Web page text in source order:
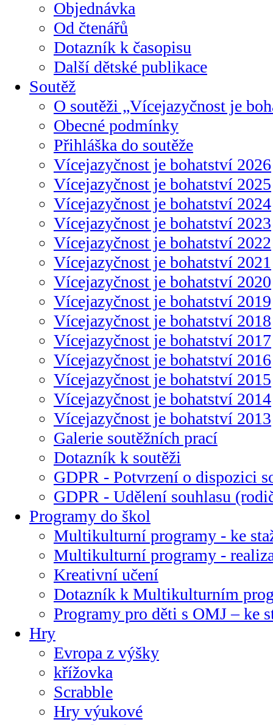
Objednávka
Od čtenářů
Dotazník k časopisu
Další dětské publikace
Soutěž
O soutěži „Vícejazyčnost je
Obecné podmínky
Přihláška do soutěže
Vícejazyčnost je bohatství 2026
Vícejazyčnost je bohatství 2025
Vícejazyčnost je bohatství 2024
Vícejazyčnost je bohatství 2023
Vícejazyčnost je bohatství 2022
Vícejazyčnost je bohatství 2021
Vícejazyčnost je bohatství 2020
Vícejazyčnost je bohatství 2019
Vícejazyčnost je bohatství 2018
Vícejazyčnost je bohatství 2017
Vícejazyčnost je bohatství 2016
Vícejazyčnost je bohatství 2015
Vícejazyčnost je bohatství 2014
Vícejazyčnost je bohatství 2013
Galerie soutěžních prací
Dotazník k soutěži
GDPR - Potvrzení o dispozici
GDPR - Udělení souhlasu
Programy do škol
Multikulturní programy - ke
Multikulturní programy -
Kreativní učení
Dotazník k Multikulturním
Programy pro děti s OMJ – ke
Hry
Evropa z výšky
křížovka
Scrabble
Hry výukové